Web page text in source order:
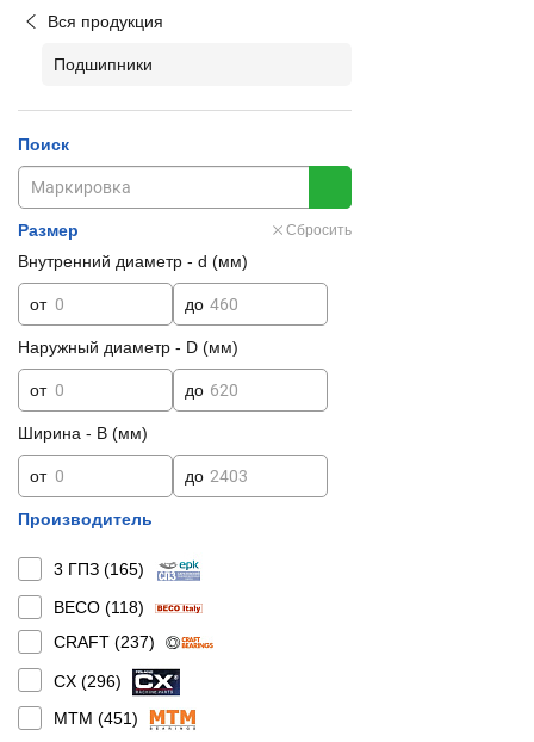
Вся продукция
Подшипники
Поиск
Размер Сбросить
Внутренний диаметр - d (мм)
от до
Наружный диаметр - D (мм)
от до
Ширина - B (мм)
от до
Производитель
3 ГПЗ (165)
BECO (118)
CRAFT (237)
CX (296)
MTM (451)